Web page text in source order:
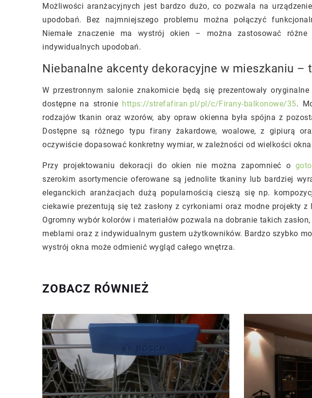
Możliwości aranżacyjnych jest bardzo dużo, co pozwala na
upodobań. Bez najmniejszego problemu można połączyć
Niemałe znaczenie ma wystrój okien – można zastosować
indywidualnych upodobań.
Niebanalne akcenty dekoracyjne w mieszkaniu –
W przestronnym salonie znakomicie będą się prezentowały
dostępne na stronie https://strefafiran.pl/pl/c/Firany-balkonowe/35.
rodzajów tkanin oraz wzorów, aby opraw okienna była spójna z
Dostępne są różnego typu firany żakardowe, woalowe, z gipiurą
oczywiście dopasować konkretny wymiar, w zależności od wielkości
Przy projektowaniu dekoracji do okien nie można zapomnieć o
szerokim asortymencie oferowane są jednolite tkaniny lub bardziej
eleganckich aranżacjach dużą popularnością cieszą się np.
ciekawie prezentują się też zasłony z cyrkoniami oraz modne projekty
Ogromny wybór kolorów i materiałów pozwala na dobranie takich
meblami oraz z indywidualnym gustem użytkowników. Bardzo szybko
wystrój okna może odmienić wygląd całego wnętrza.
ZOBACZ RÓWNIEŻ